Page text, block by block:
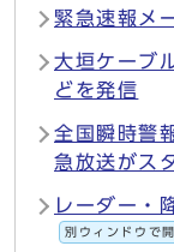
緊急速報メ
大垣ケーブ
どを発信
全国瞬時警
急放送がス
レーダー・
別ウィンドウで